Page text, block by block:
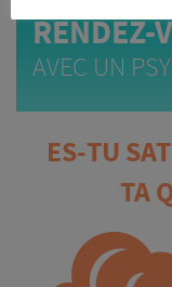
RENDEZ-
AVEC UN
ES-TU
TA